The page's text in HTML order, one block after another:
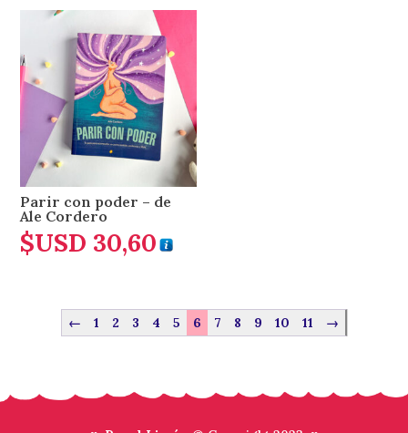
Parir con poder – de
Ale Cordero
$USD 30,60
← 1 2 3 4 5 6 7 8 9 10 11 →